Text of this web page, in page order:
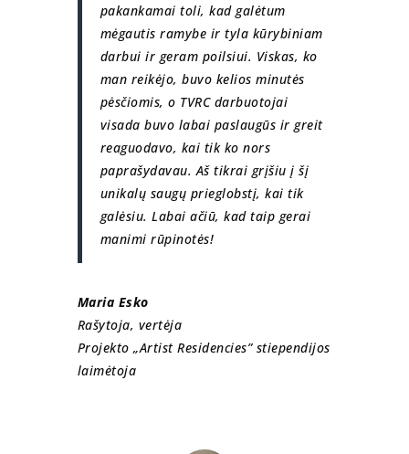
pakankamai toli, kad galėtum
mėgautis ramybe ir tyla kūrybiniam
darbui ir geram poilsiui. Viskas, ko
man reikėjo, buvo kelios minutės
pėsčiomis, o TVRC darbuotojai
visada buvo labai paslaugūs ir greit
reaguodavo, kai tik ko nors
paprašydavau. Aš tikrai grįšiu į šį
unikalų saugų prieglobstį, kai tik
galėsiu. Labai ačiū, kad taip gerai
manimi rūpinotės!
Maria Esko
Rašytoja, vertėja
Projekto „Artist Residencies” stiependijos
laimėtoja